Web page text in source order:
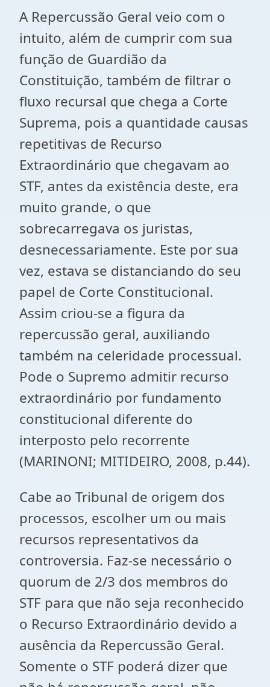
A Repercussão Geral veio com o
intuito, além de cumprir com sua
função de Guardião da
Constituição, também de filtrar o
fluxo recursal que chega a Corte
Suprema, pois a quantidade causas
repetitivas de Recurso
Extraordinário que chegavam ao
STF, antes da existência deste, era
muito grande, o que
sobrecarregava os juristas,
desnecessariamente. Este por sua
vez, estava se distanciando do seu
papel de Corte Constitucional.
Assim criou-se a figura da
repercussão geral, auxiliando
também na celeridade processual.
Pode o Supremo admitir recurso
extraordinário por fundamento
constitucional diferente do
interposto pelo recorrente
(MARINONI; MITIDEIRO, 2008, p.44).
Cabe ao Tribunal de origem dos
processos, escolher um ou mais
recursos representativos da
controversia. Faz-se necessário o
quorum de 2/3 dos membros do
STF para que não seja reconhecido
o Recurso Extraordinário devido a
ausência da Repercussão Geral.
Somente o STF poderá dizer que